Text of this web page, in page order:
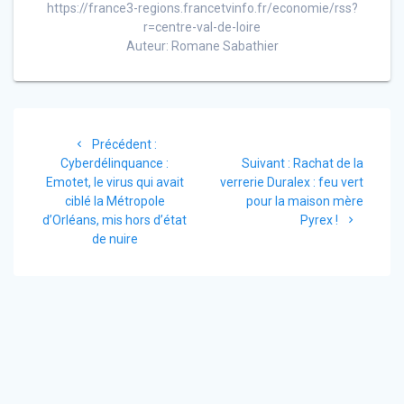
https://france3-regions.francetvinfo.fr/economie/rss?
r=centre-val-de-loire
Auteur: Romane Sabathier
l’article
Précédent :Article
précédent
:
Cyberdélinquance :
Emotet, le virus qui avait
ciblé la Métropole
d’Orléans, mis hors d’état
de nuire
Suivant : Article
suivant
:
Rachat de la
verrerie Duralex : feu vert
pour la maison mère
Pyrex !